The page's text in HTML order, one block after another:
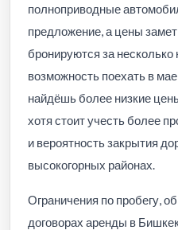
полноприводные
предложение, а цены
бронируются за
возможность поехать в
найдёшь более низкие
хотя стоит учесть более
и вероятность закрытия
высокогорных районах.
Ограничения по пробегу,
договорах аренды в